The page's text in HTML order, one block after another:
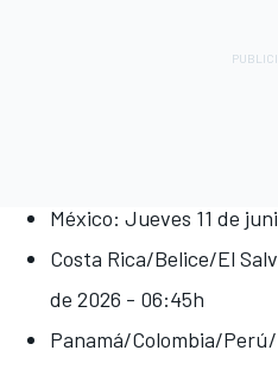
México: Jueves 11 de
Costa Rica/Belice/El
de 2026 - 06:45h
Panamá/Colombia/